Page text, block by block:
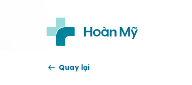
Quay lại